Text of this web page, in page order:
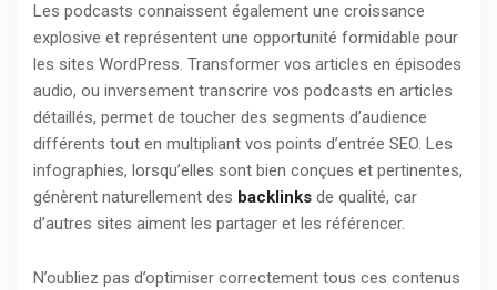
Les podcasts connaissent également une croissance
explosive et représentent une opportunité formidable pour
les sites WordPress. Transformer vos articles en épisodes
audio, ou inversement transcrire vos podcasts en articles
détaillés, permet de toucher des segments d’audience
différents tout en multipliant vos points d’entrée SEO. Les
infographies, lorsqu’elles sont bien conçues et pertinentes,
génèrent naturellement des backlinks de qualité, car
d’autres sites aiment les partager et les référencer.
N’oubliez pas d’optimiser correctement tous ces contenus